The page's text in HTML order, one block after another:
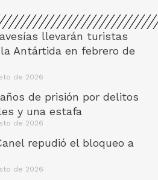
llevarán turistas
Antártida en febrero de
de 2026
de prisión por delitos
y una estafa
de 2026
repudió el bloqueo a
de 2026